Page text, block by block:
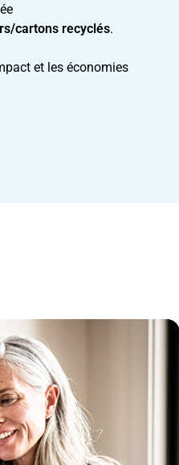
cartons recyclés.
et les économies